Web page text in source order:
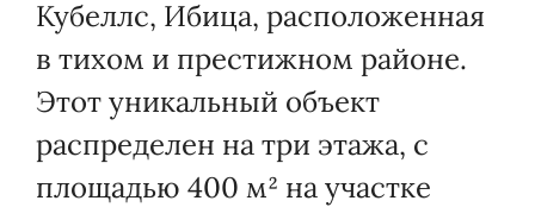
Кубеллс, Ибица, расположенная
в тихом и престижном районе.
Этот уникальный объект
распределен на три этажа, с
площадью 400 м² на участке